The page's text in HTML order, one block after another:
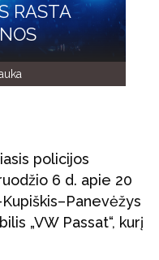
RASTA
policijos
6 d. apie 20
„VW Passat“, kurį